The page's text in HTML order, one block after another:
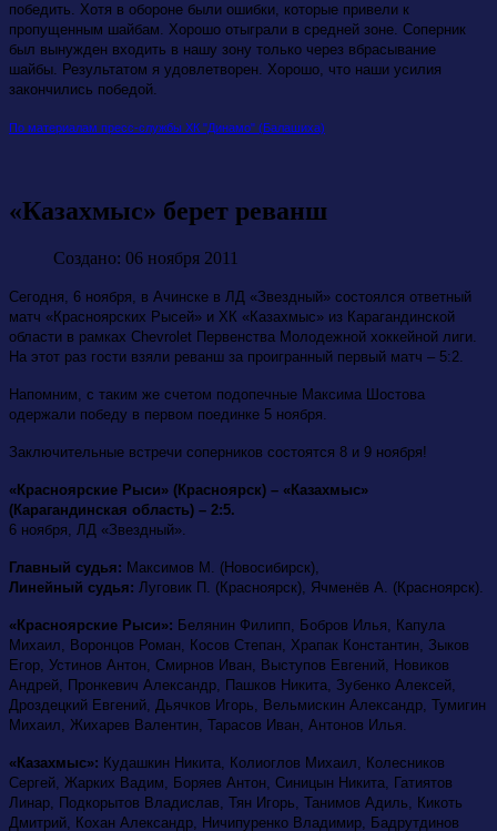
победить. Хотя в обороне были ошибки, которые привели к
пропущенным шайбам. Хорошо отыграли в средней зоне. Соперник
был вынужден входить в нашу зону только через вбрасывание
шайбы. Результатом я удовлетворен. Хорошо, что наши усилия
закончились победой.
По материалам пресс-службы ХК "Динамо" (Балашиха)
«Казахмыс» берет реванш
Создано: 06 ноября 2011
Сегодня, 6 ноября, в Ачинске в ЛД «Звездный» состоялся ответный
матч «Красноярских Рысей» и ХК «Казахмыс» из Карагандинской
области в рамках Chevrolet Первенства Молодежной хоккейной лиги.
На этот раз гости взяли реванш за проигранный первый матч – 5:2.
Напомним, с таким же счетом подопечные Максима Шостова
одержали победу в первом поединке 5 ноября.
Заключительные встречи соперников состоятся 8 и 9 ноября!
«Красноярские Рыси» (Красноярск) – «Казахмыс»
(Карагандинская область) – 2:5.
6 ноября, ЛД «Звездный».
Главный судья: Максимов М. (Новосибирск),
Линейный судья: Луговик П. (Красноярск), Ячменёв А. (Красноярск).
«Красноярские Рыси»: Белянин Филипп, Бобров Илья, Капула
Михаил, Воронцов Роман, Косов Степан, Храпак Константин, Зыков
Егор, Устинов Антон, Смирнов Иван, Выступов Евгений, Новиков
Андрей, Пронкевич Александр, Пашков Никита, Зубенко Алексей,
Дроздецкий Евгений, Дьячков Игорь, Вельмискин Александр, Тумигин
Михаил, Жихарев Валентин, Тарасов Иван, Антонов Илья.
«Казахмыс»: Кудашкин Никита, Колиоглов Михаил, Колесников
Сергей, Жарких Вадим, Боряев Антон, Синицын Никита, Гатиятов
Линар, Подкорытов Владислав, Тян Игорь, Танимов Адиль, Кикоть
Дмитрий, Кохан Александр, Ничипуренко Владимир, Бадрутдинов